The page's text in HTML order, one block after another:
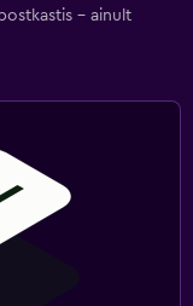
– ainult